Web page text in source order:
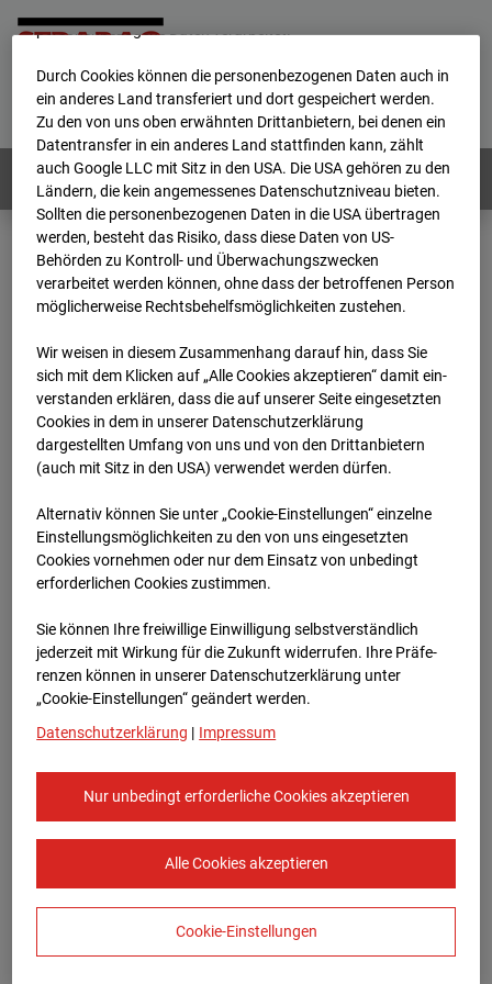
Home E-Mail Impressum
Login
Deutsch / English
Webcams: Alle Länder
Home
Deutschland
BC-120 - BV W2 Campus BT 1-3
Archiv
2026
15:35
BC-120 - BV W2
Campus BT 1-3
Stuttgart
Zur Übersicht
Europe/Berlin
personenbezogene Daten verarbeitet.
Durch Cookies können die personenbezogenen Daten auch in
ein anderes Land transferiert und dort gespeichert werden.
Zu den von uns oben erwähnten Drittanbietern, bei denen ein
Datentransfer in ein anderes Land stattfinden kann, zählt
auch Google LLC mit Sitz in den USA. Die USA gehören zu den
Ländern, die kein angemessenes Datenschutzniveau bieten.
Sollten die personenbezogenen Daten in die USA übertragen
werden, besteht das Risiko, dass diese Daten von US-
Behörden zu Kontroll- und Überwachungszwecken
verarbeitet werden können, ohne dass der betroffenen Person
möglicherweise Rechtsbehelfsmöglichkeiten zustehen.
Wir weisen in diesem Zusammenhang darauf hin, dass Sie
sich mit dem Klicken auf „Alle Cookies akzeptieren“ damit ein­
ver­standen erklären, dass die auf unserer Seite eingesetzten
Cookies in dem in unserer Datenschutzerklärung
dargestellten Umfang von uns und von den Drittanbietern
(auch mit Sitz in den USA) verwendet werden dürfen.
Alternativ können Sie unter „Cookie-Einstellungen“ einzelne
Einstellungsmöglichkeiten zu den von uns eingesetzten
Cookies vornehmen oder nur dem Einsatz von unbedingt
erforderlichen Cookies zustimmen.
Sie können Ihre freiwillige Einwilligung selbstverständlich
jederzeit mit Wirkung für die Zukunft widerrufen. Ihre Prä­fe­
renzen können in unserer Datenschutzerklärung unter
„Cookie-Einstellungen“ geändert werden.
Datenschutzerklärung | Impressum
Nur unbedingt erforderliche Cookies akzeptieren
Alle Cookies akzeptieren
Cookie-Einstellungen